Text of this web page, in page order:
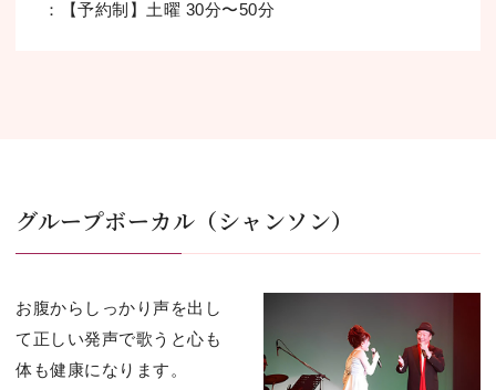
：【予約制】⼟曜 30分〜50分
グループボーカル（シャンソン）
お腹からしっかり声を出し
て正しい発声で歌うと⼼も
体も健康になります。